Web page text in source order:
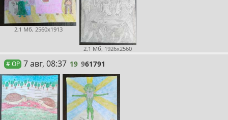
2,1 Мб, 2560x1913
2,1 Мб, 1926x2560
# OP 19
7 авг, 08:37 19 961791